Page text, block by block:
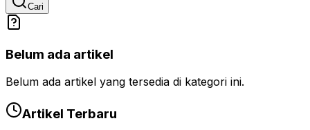
Cari
Belum ada artikel
Belum ada artikel yang tersedia di kategori ini.
Artikel Terbaru